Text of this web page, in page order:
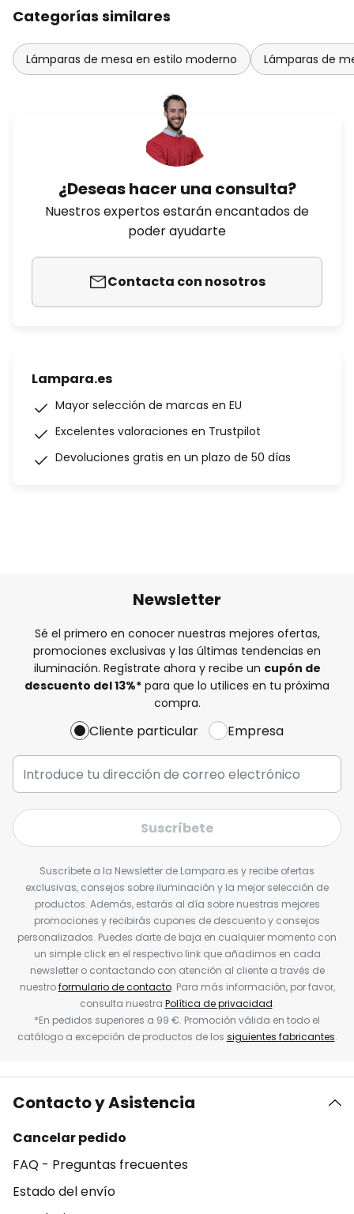
Categorías similares
Lámparas de mesa en estilo moderno Lámparas de
¿Deseas hacer una consulta?
Nuestros expertos estarán encantados de
poder ayudarte
Contacta con nosotros
Lampara.es
Mayor selección de marcas en EU
Excelentes valoraciones en Trustpilot
Devoluciones gratis en un plazo de 50 días
Newsletter
Sé el primero en conocer nuestras mejores ofertas,
promociones exclusivas y las últimas tendencias en
iluminación. Regístrate ahora y recibe un cupón de
descuento del13%* para que lo utilices en tu próxima
compra.
Cliente particular Empresa
Suscríbete
Suscríbete a la Newsletter de Lampara.es y recibe ofertas
exclusivas, consejos sobre iluminación y la mejor selección de
productos. Además, estarás al día sobre nuestras mejores
promociones y recibirás cupones de descuento y consejos
personalizados. Puedes darte de baja en cualquier momento con
un simple click en el respectivo link que añadimos en cada
newsletter o contactando con atención al cliente a través de
nuestroformulario de contacto. Para más información, por favor,
consulta nuestra Política de privacidad.
*En pedidos superiores a 99 €. Promoción válida en todo el
catálogo a excepción de productos de los siguientes fabricantes.
Contacto y Asistencia
Cancelar pedido
FAQ - Preguntas frecuentes
Estado del envío